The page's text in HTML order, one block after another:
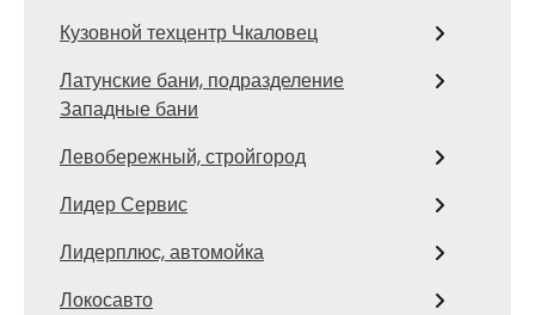
Кузовной техцентр Чкаловец
Латунские бани, подразделение
Западные бани
Левобережный, стройгород
Лидер Сервис
Лидерплюс, автомойка
Локосавто